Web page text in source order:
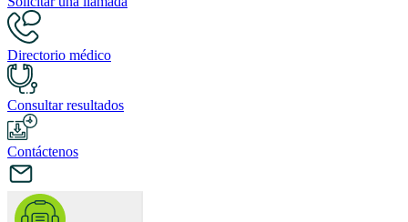
Directorio médico
Consultar resultados
Contáctenos